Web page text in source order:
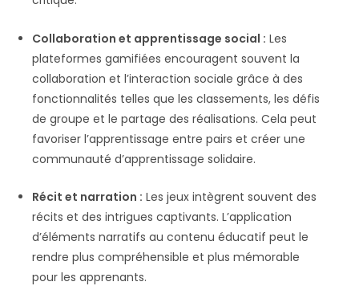
Collaboration et apprentissage social : Les
plateformes gamifiées encouragent souvent la
collaboration et l’interaction sociale grâce à des
fonctionnalités telles que les classements, les défis
de groupe et le partage des réalisations. Cela peut
favoriser l’apprentissage entre pairs et créer une
communauté d’apprentissage solidaire.
Récit et narration : Les jeux intègrent souvent des
récits et des intrigues captivants. L’application
d’éléments narratifs au contenu éducatif peut le
rendre plus compréhensible et plus mémorable
pour les apprenants.